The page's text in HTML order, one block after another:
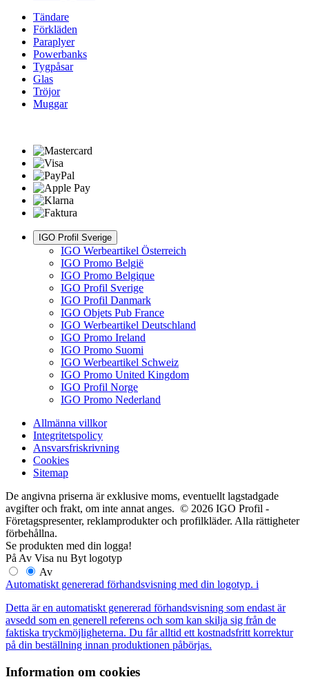
Tändare
Förkläden
Paraplyer
Powerbanks
Tygpåsar
Glas
Tröjor
Muggar
IGO Profil Sverige
IGO Werbeartikel Österreich
IGO Promo België
IGO Promo Belgique
IGO Profil Sverige
IGO Profil Danmark
IGO Objets Pub France
IGO Werbeartikel Deutschland
IGO Promo Ireland
IGO Promo Suomi
IGO Werbeartikel Schweiz
IGO Promo United Kingdom
IGO Profil Norge
IGO Promo Nederland
Allmänna villkor
Integritetspolicy
Ansvarsfriskrivning
Cookies
Sitemap
De angivna priserna är exklusive moms, eventuellt lagstadgade
avgifter och frakt, om inte annat anges. © 2026 IGO Profil -
Företagspresenter, reklamprodukter och profilkläder. Alla rättigheter
förbehållna.
Se produkten med din logga!
På Av Visa nu Byt logotyp
Av
Automatiskt genererad förhandsvisning med din logotyp. i
Detta är en automatiskt genererad förhandsvisning som endast är
avsedd som en generell referens och som kan skilja sig från de
faktiska tryckmöjligheterna. Du får alltid ett kostnadsfritt korrektur
på din beställning innan produktionen påbörjas.
Information om cookies